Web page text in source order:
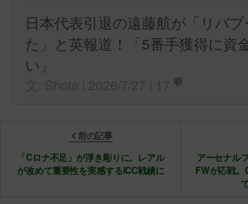
日本代表引退の遠藤航が「リバ
た」と英報道！「5番手獲得に資
い」
前の記事
「Cロナ不足」が浮き彫りに。レアル
が改めて重要性を実感するICC戦績に
アーセナル
FWが応戦